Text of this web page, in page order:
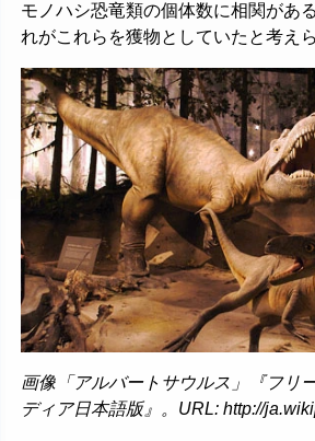
モノハシ恐竜類の個体数に相関があ
れがこれらを獲物としていたと考え
画像「アルバートサウルス」『フリ
ディア日本語版』。URL: http://